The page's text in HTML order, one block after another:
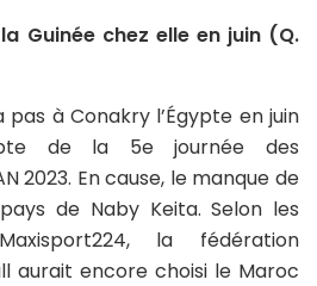
Guinée chez elle en juin (Q.
à Conakry l’Égypte en juin
de la 5e journée des
2023. En cause, le manque de
de Naby Keita. Selon les
la fédération
aurait encore choisi le Maroc